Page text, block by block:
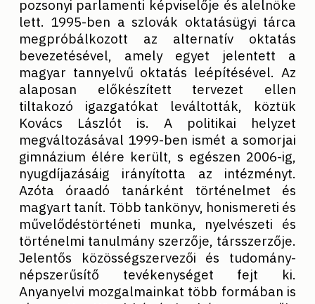
pozsonyi parlamenti képviselője és alelnöke
lett. 1995-ben a szlovák oktatásügyi tárca
megpróbálkozott az alternatív oktatás
bevezetésével, amely egyet jelentett a
magyar tannyelvű oktatás leépítésével. Az
alaposan előkészített tervezet ellen
tiltakozó igazgatókat leváltották, köztük
Kovács Lászlót is. A politikai helyzet
megváltozásával 1999-ben ismét a somorjai
gimnázium élére került, s egészen 2006-ig,
nyugdíjazásáig irányította az intézményt.
Azóta óraadó tanárként történelmet és
magyart tanít. Több tankönyv, honismereti és
művelődéstörténeti munka, nyelvészeti és
történelmi tanulmány szerzője, társszerzője.
Jelentős közösségszervezői és tudomány-
népszerűsítő tevékenységet fejt ki.
Anyanyelvi mozgalmainkat több formában is